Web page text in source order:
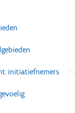
initiatiefnemers